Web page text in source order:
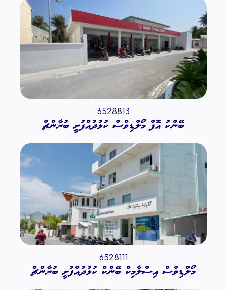
6528813
ބޭންކު އޮފް މޯލްޑިވްސް ކުޅުދުއްފުށީ ބުރާންޗް
6528111
މޯލްޑިވްސް އިސްލާމިކް ބޭންކް ކުޅުދުއްފުށީ ބުރާންޗް